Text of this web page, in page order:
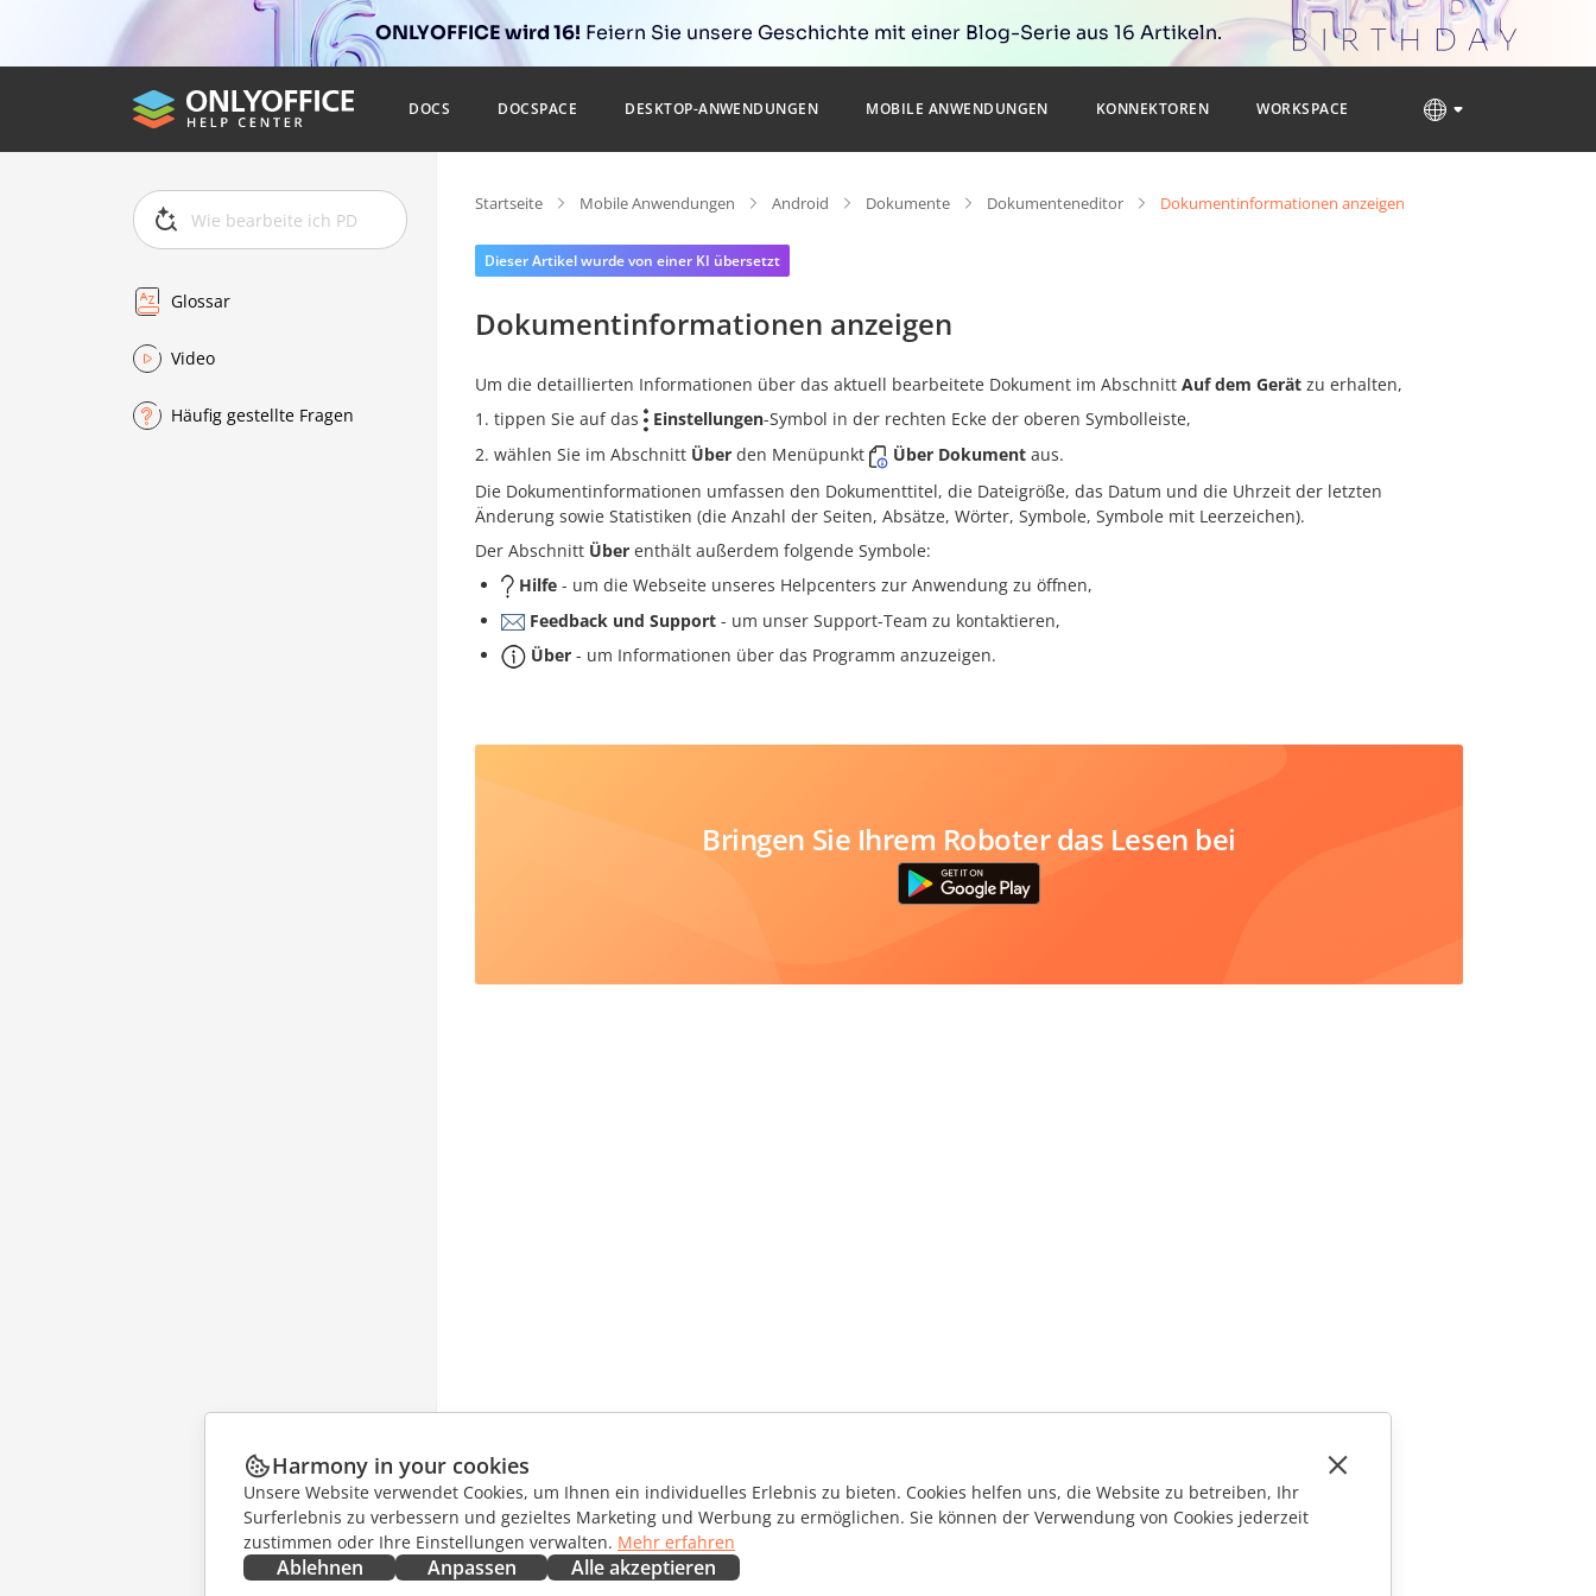
ONLYOFFICE wird 16! Feiern Sie unsere Geschichte mit einer Blog-Serie aus 16 Artikeln.
DOCS DOCSPACE DESKTOP-ANWENDUNGEN MOBILE ANWENDUNGEN KONNEKTOREN WORKSPACE
Glossar
Video
Häufig gestellte Fragen
Startseite Mobile Anwendungen Android Dokumente Dokumenteneditor Dokumentinformationen anzeigen
Dieser Artikel wurde von einer KI übersetzt
Dokumentinformationen anzeigen
Um die detaillierten Informationen über das aktuell bearbeitete Dokument im Abschnitt Auf dem Gerät zu erhalten,
tippen Sie auf das
Einstellungen-Symbol in der rechten Ecke der oberen Symbolleiste,
wählen Sie im Abschnitt Über den Menüpunkt Über Dokument aus.
Die Dokumentinformationen umfassen den Dokumenttitel, die Dateigröße, das Datum und die Uhrzeit der letzten
Änderung sowie Statistiken (die Anzahl der Seiten, Absätze, Wörter, Symbole, Symbole mit Leerzeichen).
Der Abschnitt Über enthält außerdem folgende Symbole:
Hilfe - um die Webseite unseres Helpcenters zur Anwendung zu öffnen,
Feedback und Support - um unser Support-Team zu kontaktieren,
Über - um Informationen über das Programm anzuzeigen.
Bringen Sie Ihrem Roboter das Lesen bei
Harmony in your cookies
Unsere Website verwendet Cookies, um Ihnen ein individuelles Erlebnis zu bieten. Cookies helfen uns, die Website zu betreiben, Ihr
Surferlebnis zu verbessern und gezieltes Marketing und Werbung zu ermöglichen. Sie können der Verwendung von Cookies jederzeit
zustimmen oder Ihre Einstellungen verwalten. Mehr erfahren
Ablehnen Anpassen Alle akzeptieren